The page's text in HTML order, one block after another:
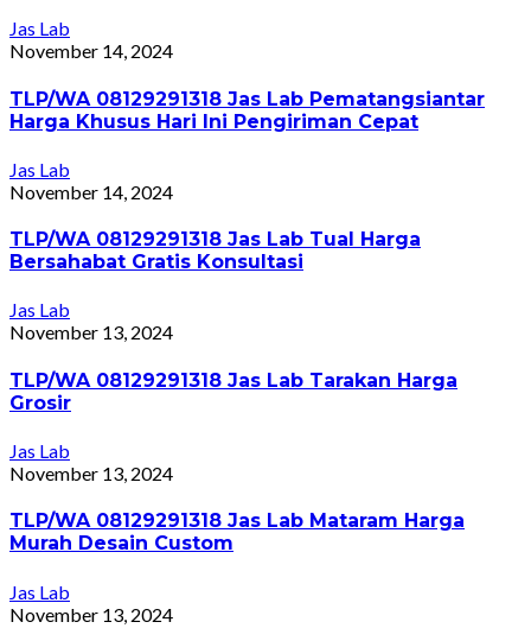
Jas Lab
November 14, 2024
TLP/WA 08129291318 Jas Lab Pematangsiantar
Harga Khusus Hari Ini Pengiriman Cepat
Jas Lab
November 14, 2024
TLP/WA 08129291318 Jas Lab Tual Harga
Bersahabat Gratis Konsultasi
Jas Lab
November 13, 2024
TLP/WA 08129291318 Jas Lab Tarakan Harga
Grosir
Jas Lab
November 13, 2024
TLP/WA 08129291318 Jas Lab Mataram Harga
Murah Desain Custom
Jas Lab
November 13, 2024